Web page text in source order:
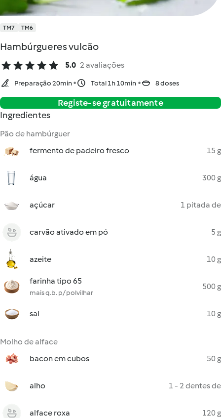
TM7 TM6
Hambúrgueres vulcão
5.0 2 avaliações
Preparação 20min Total 1h 10min 8 doses
Registe-se gratuitamente
Ingredientes
Pão de hambúrguer
fermento de padeiro fresco
15 g
água 300 g
açúcar 1 pitada de
carvão ativado em pó 5 g
azeite 10 g
farinha tipo 65
mais q.b. p/ polvilhar
500 g
sal 10 g
Molho de alface
bacon em cubos
50 g
alho 1 - 2 dentes de
alface roxa 120 g